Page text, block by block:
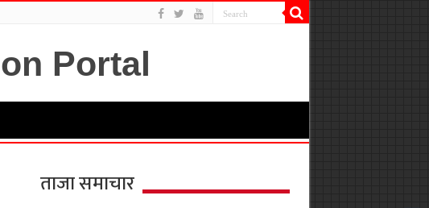
ताजा समाचार